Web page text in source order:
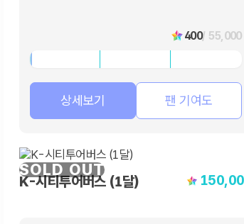
400/ 55,000
상세보기 팬 기여도
SOLD OUT
K-시티투어버스 (1달)